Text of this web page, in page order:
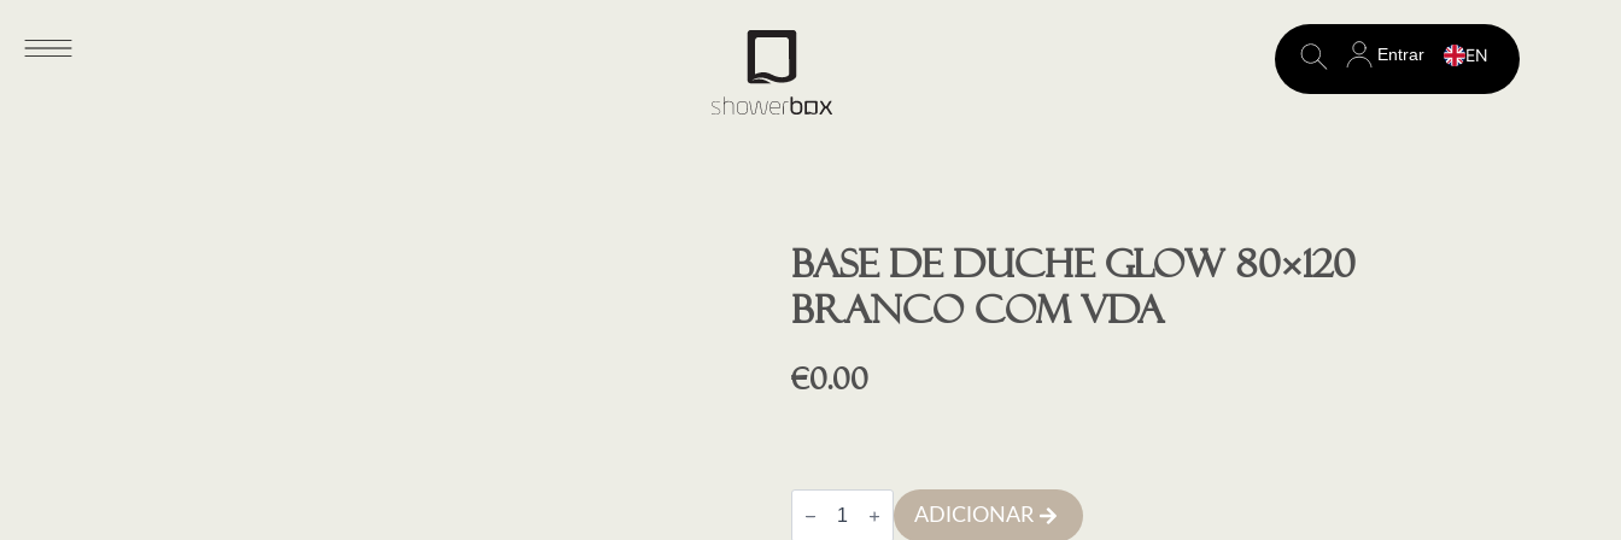
Search
Entrar EN
Base de duche GLOW 80×120
BRANCO COM VDA
€0.00
Quantidade
de
Base
ADICIONAR